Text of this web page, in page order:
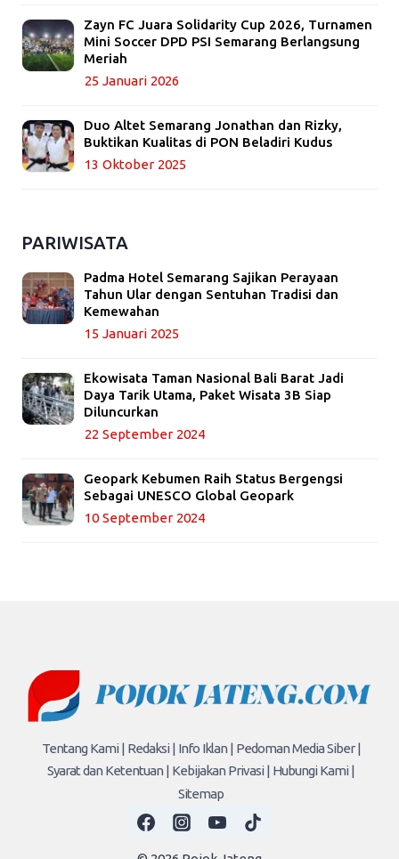
Zayn FC Juara Solidarity Cup 2026, Turnamen
Mini Soccer DPD PSI Semarang Berlangsung
Meriah
25 Januari 2026
Duo Altet Semarang Jonathan dan Rizky,
Buktikan Kualitas di PON Beladiri Kudus
13 Oktober 2025
PARIWISATA
Padma Hotel Semarang Sajikan Perayaan
Tahun Ular dengan Sentuhan Tradisi dan
Kemewahan
15 Januari 2025
Ekowisata Taman Nasional Bali Barat Jadi
Daya Tarik Utama, Paket Wisata 3B Siap
Diluncurkan
22 September 2024
Geopark Kebumen Raih Status Bergengsi
Sebagai UNESCO Global Geopark
10 September 2024
Tentang Kami | Redaksi | Info Iklan | Pedoman Media Siber |
Syarat dan Ketentuan | Kebijakan Privasi | Hubungi Kami |
Sitemap